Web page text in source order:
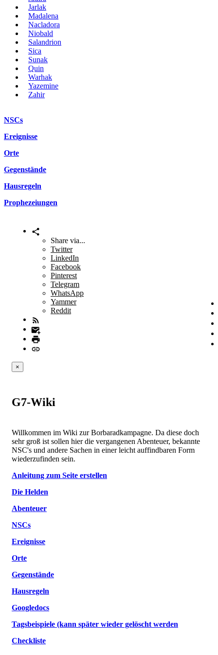
Jarlak
Madalena
Nacladora
Niobald
Salandrion
Sica
Sunak
Quin
Warhak
Yazemine
Zahir
NSCs
Ereignisse
Orte
Gegenstände
Hausregeln
Prophezeiungen
Share via...
Twitter
LinkedIn
Facebook
Pinterest
Telegram
WhatsApp
Yammer
Reddit
×
G7-Wiki
Willkommen im Wiki zur Borbaradkampagne. Da diese doch
sehr groß ist sollen hier die vergangenen Abenteuer, bekannte
NSC's und andere Sachen in einer leicht auffindbaren Form
wiederzufinden sein.
Anleitung zum Seite erstellen
Die Helden
Abenteuer
NSCs
Ereignisse
Orte
Gegenstände
Hausregeln
Googledocs
Tagsbeispiele (kann später wieder gelöscht werden
Checkliste